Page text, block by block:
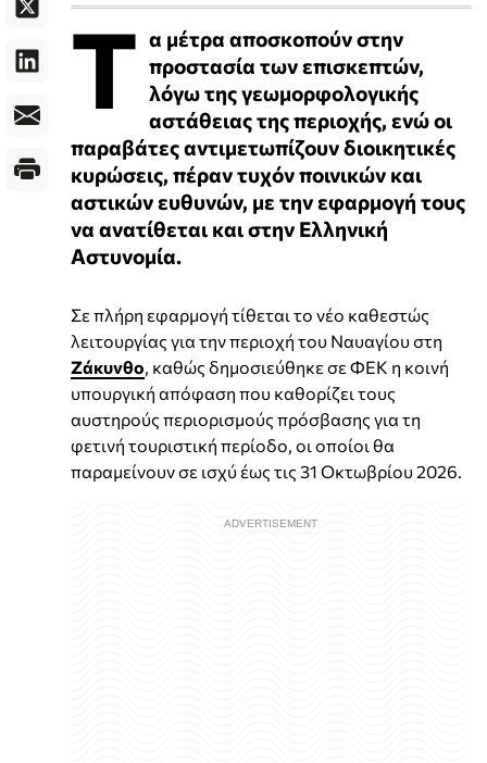
Τ α μέτρα αποσκοπούν στην
προστασία των επισκεπτών,
λόγω της γεωμορφολογικής
αστάθειας της περιοχής, ενώ οι
παραβάτες αντιμετωπίζουν διοικητικές
κυρώσεις, πέραν τυχόν ποινικών και
αστικών ευθυνών, με την εφαρμογή τους
να ανατίθεται και στην Ελληνική
Αστυνομία.
Σε πλήρη εφαρμογή τίθεται το νέο καθεστώς
λειτουργίας για την περιοχή του Ναυαγίου στη
Ζάκυνθο , καθώς δημοσιεύθηκε σε ΦΕΚ η κοινή
υπουργική απόφαση που καθορίζει τους
αυστηρούς περιορισμούς πρόσβασης για τη
φετινή τουριστική περίοδο, οι οποίοι θα
παραμείνουν σε ισχύ έως τις 31 Οκτωβρίου 2026.